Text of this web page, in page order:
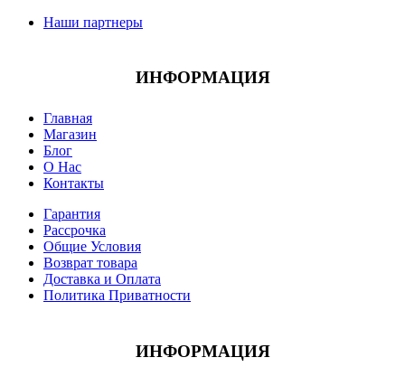
Наши партнеры
ИНФОРМАЦИЯ
Главная
Магазин
Блог
О Нас
Контакты
Гарантия
Рассрочка
Общие Условия
Возврат товара
Доставка и Оплата
Политика Приватности
ИНФОРМАЦИЯ